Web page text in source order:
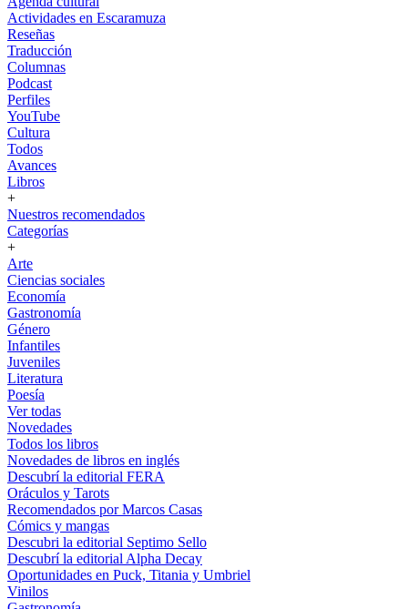
Actividades en Escaramuza
Reseñas
Traducción
Columnas
Podcast
Perfiles
YouTube
Cultura
Todos
Avances
Libros
+
Nuestros recomendados
Categorías
+
Arte
Ciencias sociales
Economía
Gastronomía
Género
Infantiles
Juveniles
Literatura
Poesía
Ver todas
Novedades
Todos los libros
Novedades de libros en inglés
Descubrí la editorial FERA
Oráculos y Tarots
Recomendados por Marcos Casas
Cómics y mangas
Descubri la editorial Septimo Sello
Descubrí la editorial Alpha Decay
Oportunidades en Puck, Titania y Umbriel
Vinilos